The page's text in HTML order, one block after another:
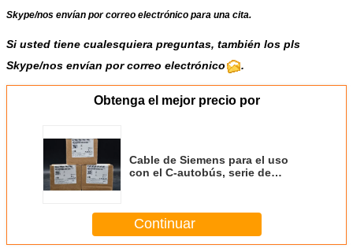
Skype/nos envían por correo electrónico para una cita.
Si usted tiene cualesquiera preguntas, también los pls
Skype/nos envían por correo electrónico
.
Obtenga el mejor precio por
Cable de Siemens para el uso
con el C-autobús, serie de
Continuar